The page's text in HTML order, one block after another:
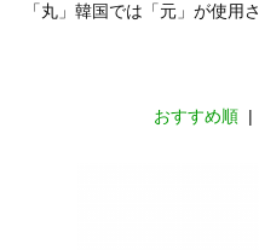
「丸」韓国では「元」が使用
おすすめ順 |